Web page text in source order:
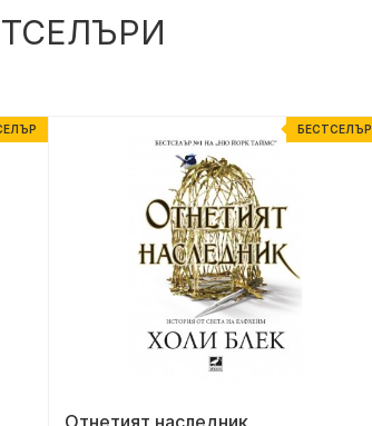
БЕСТСЕЛЪР
Отнетият наследник